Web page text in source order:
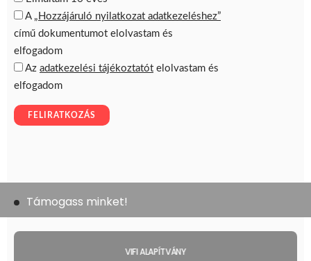
Támogass minket!
VIFI ALAPÍTVÁNY